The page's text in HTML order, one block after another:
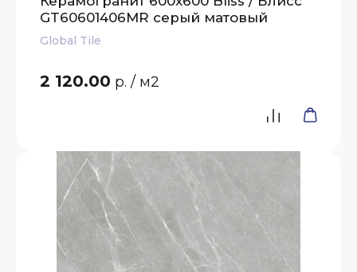
GT60601406MR серый матовый
Global Tile
2 120.00 р. / м2